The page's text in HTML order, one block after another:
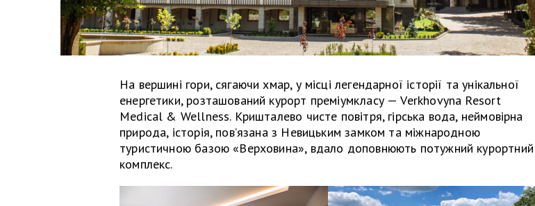
На вершині гори, сягаючи хмар, у місці легендарної історії та унікальної
енергетики, розташований курорт преміумкласу — Verkhovyna Resort
Medical & Wellness. Кришталево чисте повітря, гірська вода, неймовірна
природа, історія, пов’язана з Невицьким замком та міжнародною
туристичною базою «Верховина», вдало доповнюють потужний курортний
комплекс.